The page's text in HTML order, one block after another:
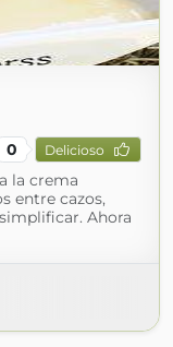
0 Delicioso
la crema
entre cazos,
Ahora